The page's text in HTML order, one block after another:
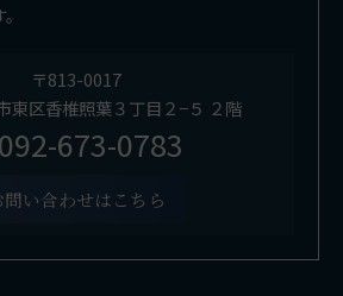
〒813-0017
東区香椎照葉３丁目２−５ ２階
092-673-0783
問い合わせはこちら